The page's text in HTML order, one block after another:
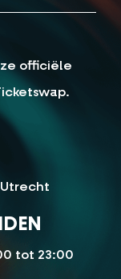
officiële
tot 23:00